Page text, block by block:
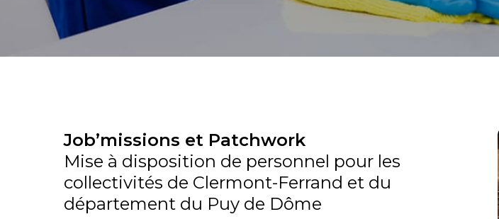
Job’missions et Patchwork
Mise à disposition de personnel pour les
collectivités de Clermont-Ferrand et du
département du Puy de Dôme